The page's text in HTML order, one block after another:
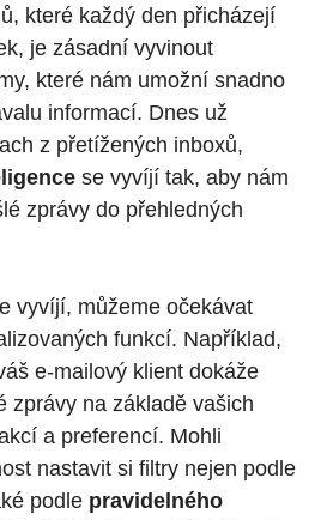
které každý den přicházejí
je zásadní vyvinout
které nám umožní snadno
informací. Dnes už
z přetížených inboxů,
se vyvíjí tak, aby nám
zprávy do přehledných
vyvíjí, můžeme očekávat
funkcí. Například,
e-mailový klient dokáže
zprávy na základě vašich
a preferencí. Mohli
nastavit si filtry nejen podle
podle pravidelného